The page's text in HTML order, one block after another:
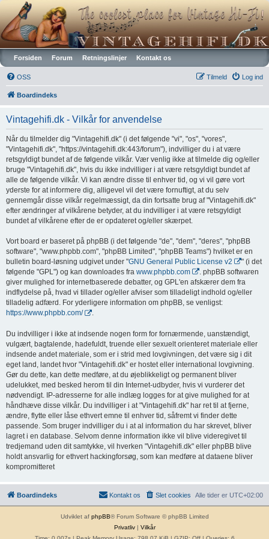
Vintagehifi.dk
Forsiden Forum Retningslinjer Kontakt os
OSS Log ind
Tilmeld
Boardindeks
Vintagehifi.dk - Vilkår for anvendelse
Når du tilmelder dig "Vintagehifi.dk" (i det følgende "vi", "os", "vores",
"Vintagehifi.dk", "https://vintagehifi.dk:443/forum"), indvilliger du i at være
retsgyldigt bundet af de følgende vilkår. Vær venlig ikke at tilmelde dig og/eller
bruge "Vintagehifi.dk", hvis du ikke indvilliger i at være retsgyldigt bundet af
alle de følgende vilkår. Vi kan ændre disse til enhver tid, og vi vil gøre vort
yderste for at informere dig, alligevel vil det være fornuftigt, at du selv
gennemgår disse vilkår regelmæssigt, da din fortsatte brug af "Vintagehifi.dk"
efter ændringer af vilkårene betyder, at du indvilliger i at være retsgyldigt
bundet af vilkårene efter de er opdateret og/eller skærpet.
Vort board er baseret på phpBB (i det følgende "de", "dem", "deres", "phpBB
software", "www.phpbb.com", "phpBB Limited", "phpBB Teams") hvilket er en
bulletin board-løsning udgivet under "GNU General Public License v2
" (i det
følgende "GPL") og kan downloades fra www.phpbb.com
. phpBB softwaren
giver mulighed for internetbaserede debatter, og GPL'en afskærer dem fra
indflydelse på, hvad vi tillader og/eller afviser som tilladeligt indhold og/eller
tilladelig adfærd. For yderligere information om phpBB, se venligst:
https://www.phpbb.com/
.
Du indvilliger i ikke at indsende nogen form for fornærmende, uanstændigt,
vulgært, bagtalende, hadefuldt, truende eller sexuelt orienteret materiale eller
indsende andet materiale, som er i strid med lovgivningen, det være sig i dit
eget land, landet hvor "Vintagehifi.dk" er hostet eller international lovgivning.
Gør du dette, kan dette medføre, at du øjeblikkeligt og permanent bliver
udelukket, med besked herom til din Internet-udbyder, hvis vi vurderer det
nødvendigt. IP-adresserne for alle indlæg logges for at give mulighed for at
håndhæve disse vilkår. Du indvilliger i at "Vintagehifi.dk" har ret til at fjerne,
ændre, flytte eller låse ethvert emne til enhver tid, såfremt vi finder dette
passende. Som bruger indvilliger du i at al information du har skrevet, bliver
lagret i en database. Selvom denne information ikke vil blive videregivet til
tredjemand uden dit samtykke, vil hverken "Vintagehifi.dk" eller phpBB blive
holdt ansvarlig for ethvert hackingforsøg, som kan medføre at dataene bliver
kompromitteret
Boardindeks Alle tider er UTC+02:00
Slet cookies
Kontakt os
Udviklet af phpBB® Forum Software © phpBB Limited
Privatliv| Vilkår